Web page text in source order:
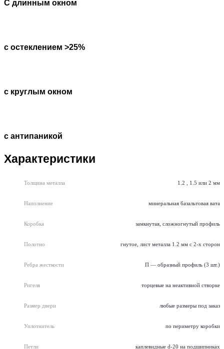
С длинным окном
с остеклением >25%
с круглым окном
с антипаникой
Характеристики
1.2 , 1.5 или 2 мм
Толщина металла
минеральная базальтовая вата
Наполнение
замкнутая, сложногнутый профиль
Коробка
гнутое, лист металла 1.2 мм с 2-х сторон
Полотно
П — образный профиль (3 шт.)
Ребра жесткости
торцевые на неактивной створке
Ригеля
любые размеры под заказ
Размер двери
по периметру коробки
Уплотнитель
каплевидные d-20 на подшипниках
Петли